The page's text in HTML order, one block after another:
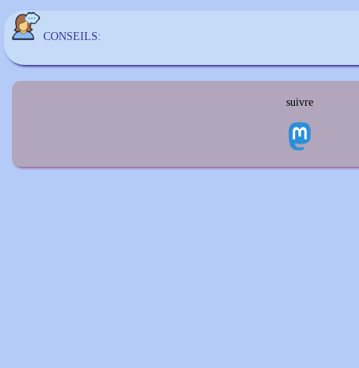
CONSEILS:
suivre